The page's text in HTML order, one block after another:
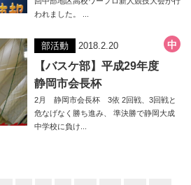
われました。 ...
部活動 2018.2.20
【バスケ部】平成29年度
静岡市会長杯
2月 静岡市会長杯 3依 2回戦、3回戦と
危なげなく勝ち進み、 準決勝で静岡大成
中学校に負け...